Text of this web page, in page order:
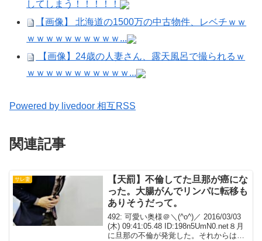
してしまう！！！！！
【画像】 北海道の1500万の中古物件、レベチｗｗ
ｗｗｗｗｗｗｗｗｗｗ...
【画像】24歳の人妻さん、露天風呂で撮られるｗ
ｗｗｗｗｗｗｗｗｗｗｗ...
Powered by livedoor 相互RSS
関連記事
サレ妻
【天罰】不倫してた旦那が癌にな
った。大腸がんでリンパに転移も
ありそうだって。
492: 可愛い奥様＠＼(^o^)／ 2016/03/03
(木) 09:41:05.48 ID:198n5UmN0.net８月
に旦那の不倫が発覚した。それからは毎